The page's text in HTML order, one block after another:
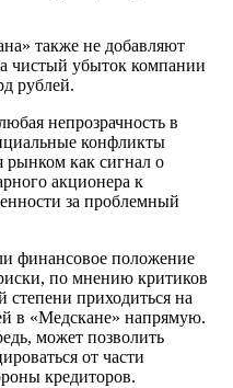
также не добавляют
чистый убыток компании
рублей.
непрозрачность в
конфликты
рынком как сигнал о
акционера к
за проблемный
финансовое положение
по мнению критиков
степени приходиться на
в «Медскане» напрямую.
может позволить
от части
кредиторов.